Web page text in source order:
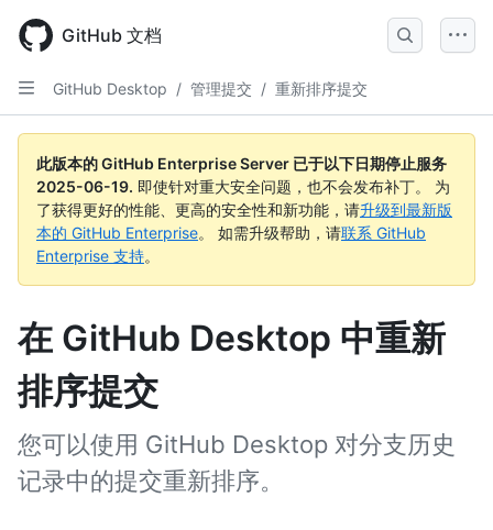
main
content
GitHub 文档
GitHub Desktop / 管理提交 / 重新排序提交
此版本的 GitHub Enterprise Server 已于以下日期停止服务
2025-06-19. 即使针对重大安全问题，也不会发布补丁。 为
了获得更好的性能、更高的安全性和新功能，请升级到最新版
本的 GitHub Enterprise。 如需升级帮助，请联系 GitHub
Enterprise 支持。
在 GitHub Desktop 中重新
排序提交
您可以使用 GitHub Desktop 对分支历史
记录中的提交重新排序。